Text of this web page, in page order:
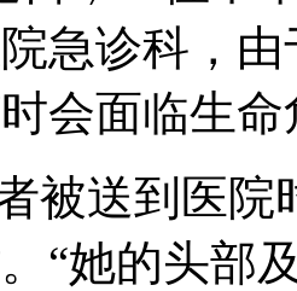
急诊科，
会面临生命
被送到医
“她的头部